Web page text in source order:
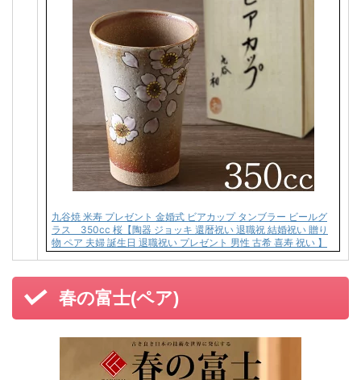
九谷焼 米寿 プレゼント 金婚式 ビアカップ タンブラー ビールグ
ラス 350cc 桜【陶器 ジョッキ 還暦祝い 退職祝 結婚祝い 贈り
物 ペア 夫婦 誕生日 退職祝い プレゼント 男性 古希 喜寿 祝い 】
春の富士(ペア)